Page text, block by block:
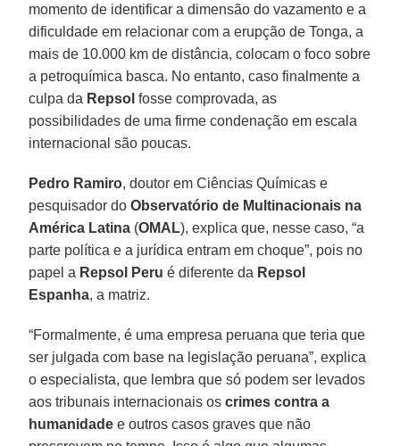
momento de identificar a dimensão do vazamento e a
dificuldade em relacionar com a erupção de Tonga, a
mais de 10.000 km de distância, colocam o foco sobre
a petroquímica basca. No entanto, caso finalmente a
culpa da Repsol fosse comprovada, as
possibilidades de uma firme condenação em escala
internacional são poucas.
Pedro Ramiro, doutor em Ciências Químicas e
pesquisador doObservatório de Multinacionais na
América Latina (OMAL), explica que, nesse caso, “a
parte política e a jurídica entram em choque”, pois no
papel a Repsol Peru é diferente da Repsol
Espanha, a matriz.
“Formalmente, é uma empresa peruana que teria que
ser julgada com base na legislação peruana”, explica
o especialista, que lembra que só podem ser levados
aos tribunais internacionais oscrimes contra a
humanidade e outros casos graves que não